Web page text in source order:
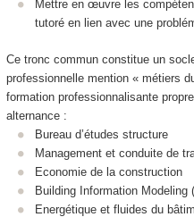
Mettre en œuvre les
tutoré en lien avec une
Ce tronc commun constitue un
professionnelle mention « métiers
formation professionnalisante
alternance:
Bureau d’études structure
Management et conduite de
Economie de la construction
Building Information Modeling
Energétique et fluides du